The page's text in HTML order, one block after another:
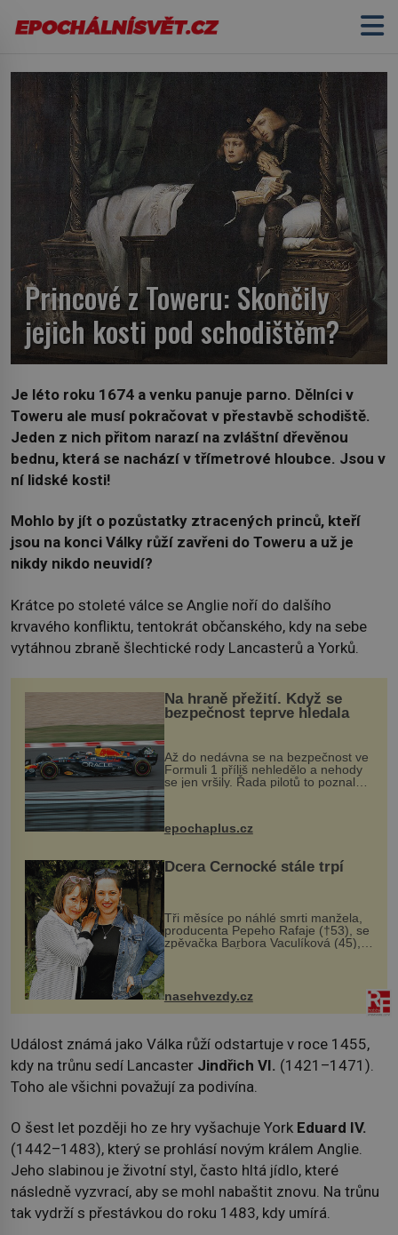
Princové z Toweru: Skončily
jejich kosti pod schodištěm?
Je léto roku 1674 a venku panuje parno. Dělníci v
Toweru ale musí pokračovat v přestavbě schodiště.
Jeden z nich přitom narazí na zvláštní dřevěnou
bednu, která se nachází v třímetrové hloubce. Jsou v
ní lidské kosti!
Mohlo by jít o pozůstatky ztracených princů, kteří
jsou na konci Války růží zavřeni do Toweru a už je
nikdy nikdo neuvidí?
Krátce po stoleté válce se Anglie noří do dalšího
krvavého konfliktu, tentokrát občanského, kdy na sebe
vytáhnou zbraně šlechtické rody Lancasterů a Yorků.
Na hraně přežití. Když se
bezpečnost teprve hledala
Až do nedávna se na bezpečnost ve
Formuli 1 příliš nehledělo a nehody
se jen vršily. Řada pilotů to poznala
na vlastní kůži, často s trvalými
následky nebo bohužel i ztrátou
života. Dnes nepochopiteln...
epochaplus.cz
Dcera Černocké stále trpí
Tři měsíce po náhlé smrti manžela,
producenta Pepeho Rafaje (†53), se
zpěvačka Barbora Vaculíková (45),
dcera Petry Černocké (75), poprvé
ozvala veřejnosti. Na sociální síti
sdílela, že se snaží fung...
nasehvezdy.cz
Událost známá jako Válka růží odstartuje v roce 1455,
kdy na trůnu sedí Lancaster Jindřich VI. (1421–1471).
Toho ale všichni považují za podivína.
O šest let později ho ze hry vyšachuje York Eduard IV.
(1442–1483), který se prohlásí novým králem Anglie.
Jeho slabinou je životní styl, často hltá jídlo, které
následně vyzvrací, aby se mohl nabaštit znovu. Na trůnu
tak vydrží s přestávkou do roku 1483, kdy umírá.